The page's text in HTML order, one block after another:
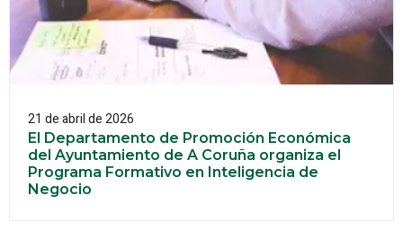
21 de abril de 2026
El Departamento de Promoción Económica
del Ayuntamiento de A Coruña organiza el
Programa Formativo en Inteligencia de
Negocio